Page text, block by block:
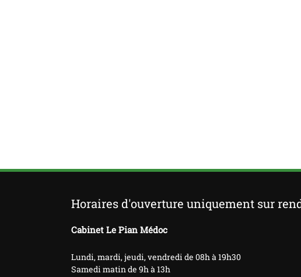
Horaires d'ouverture uniquement sur
Cabinet Le Pian Médoc
Lundi, mardi, jeudi, vendredi de 08h à 19h30
Samedi matin de 9h à 13h